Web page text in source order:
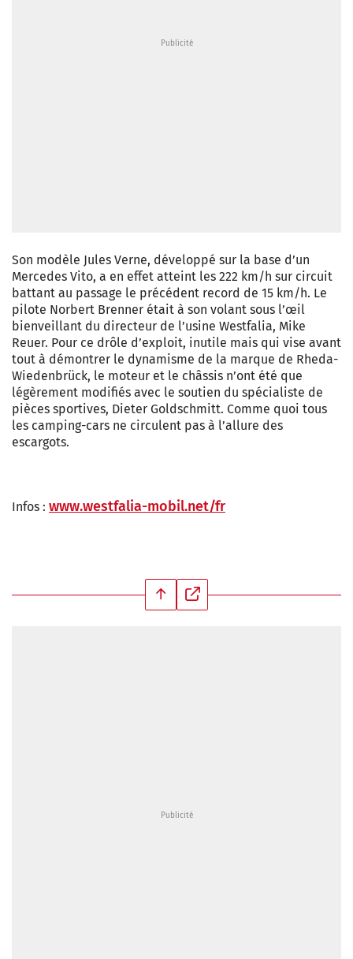
Son modèle Jules Verne, développé sur la base d’un
Mercedes Vito, a en effet atteint les 222 km/h sur circuit
battant au passage le précédent record de 15 km/h. Le
pilote Norbert Brenner était à son volant sous l’œil
bienveillant du directeur de l’usine Westfalia, Mike
Reuer. Pour ce drôle d’exploit, inutile mais qui vise avant
tout à démontrer le dynamisme de la marque de Rheda-
Wiedenbrück, le moteur et le châssis n’ont été que
légèrement modifiés avec le soutien du spécialiste de
pièces sportives, Dieter Goldschmitt. Comme quoi tous
les camping-cars ne circulent pas à l’allure des
escargots.
Infos : www.westfalia-mobil.net/fr